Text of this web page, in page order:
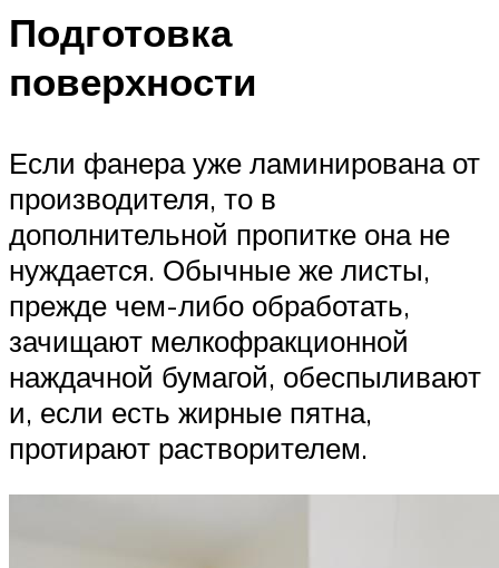
Подготовка
поверхности
Если фанера уже ламинирована от
производителя, то в
дополнительной пропитке она не
нуждается. Обычные же листы,
прежде чем-либо обработать,
зачищают мелкофракционной
наждачной бумагой, обеспыливают
и, если есть жирные пятна,
протирают растворителем.